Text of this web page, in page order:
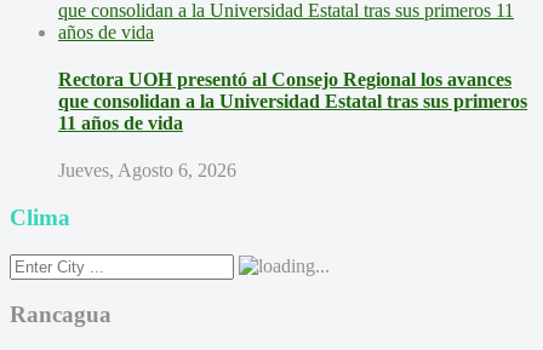
Rectora UOH presentó al Consejo Regional los avances
que consolidan a la Universidad Estatal tras sus primeros
11 años de vida
Jueves, Agosto 6, 2026
Clima
Rancagua